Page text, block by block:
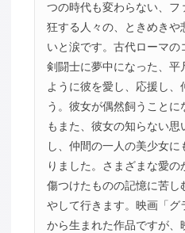
つの時代も変わらない、フ
狂する人々の、ときめきや
いと涙です。古代ローマ
剣闘士に夢中になった、平
ように彼を愛し、応援し、
う。彼女が偶然飼うこと
もまた、彼女の知らない思
し、仲間の一人の美少女
りました。さまざまな愛
傷つけたものの記憶に苦し
やして行きます。映画「グ
から生まれた作品ですが、